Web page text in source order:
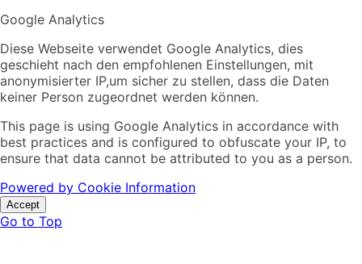
Google Analytics
Diese Webseite verwendet Google Analytics, dies
geschieht nach den empfohlenen Einstellungen, mit
anonymisierter IP,um sicher zu stellen, dass die Daten
keiner Person zugeordnet werden können.
This page is using Google Analytics in accordance with
best practices and is configured to obfuscate your IP, to
ensure that data cannot be attributed to you as a person.
Powered by Cookie Information
Accept
Go to Top